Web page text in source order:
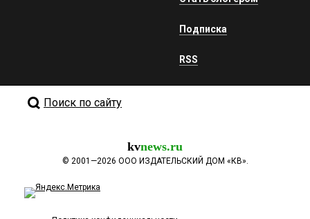
Подписка
RSS
Поиск по сайту
kvnews.ru
© 2001—2026 ООО ИЗДАТЕЛЬСКИЙ ДОМ «КВ».